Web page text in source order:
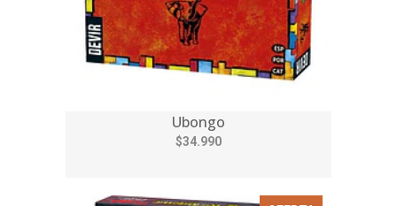
Ubongo
$34.990